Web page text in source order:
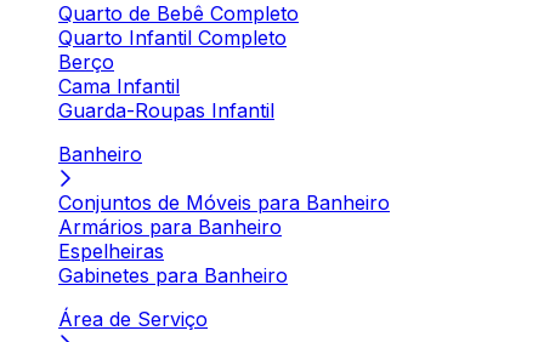
Quarto de Bebê Completo
Quarto Infantil Completo
Berço
Cama Infantil
Guarda-Roupas Infantil
Banheiro
Conjuntos de Móveis para Banheiro
Armários para Banheiro
Espelheiras
Gabinetes para Banheiro
Área de Serviço